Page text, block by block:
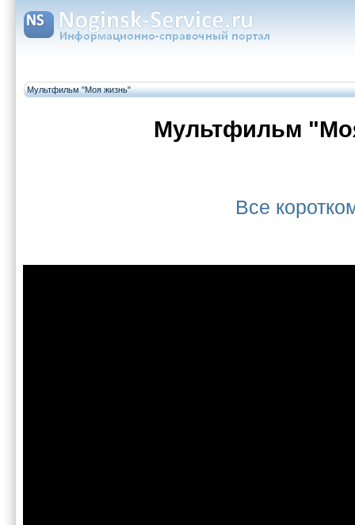
Мультфильм "Моя жизнь"
Мультфильм
Все